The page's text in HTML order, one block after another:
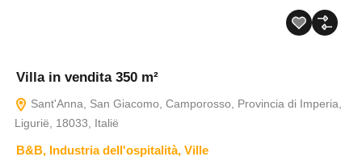
Villa in vendita 350 m²
Sant'Anna, San Giacomo, Camporosso, Provincia di Imperia,
Ligurië, 18033, Italië
B&B, Industria dell'ospitalità, Ville